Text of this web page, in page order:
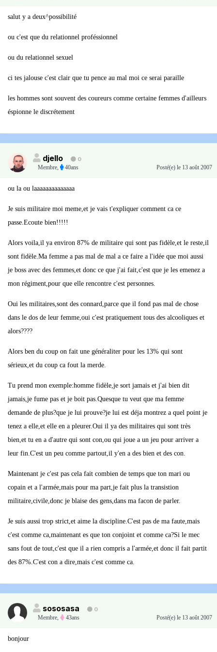
salut y a deux^possibilité
ou c'est que du relationnel proféssionnel
ou du relationnel sexuel
ci tes jalouse c'est clair que tu pence au mal moi ce serai paraille
les hommes sont souvent des coureurs comme certaine femmes d'ailleurs
éspionne le discrétement
djello
0
Membre, 40ans Posté(e) le 13 août 2007
ou la ou laaaaaaaaaaaaaa
Je suis militaire moi meme,et je vais t'expliquer comment ca ce
passe.Ecoute bien!!!!!
Alors voila,il ya environ 87% de militaire qui sont pas fidèle,et le reste,il
sont fidèle.Ma femme a pas mal de mal a ce faire a l'idée que moi aussi
je boss avec des femmes,et donc ce que j'ai fait,c'est que je les emenez a
mon régiment,pour que elle rencontre c'est personnes.
Oui les militaires,sont des connard,parce que il fond pas mal de chose
dans le dos de leur femme,oui c'est pratiquement tous des alcooliques et
alors????
Alors ben du coup on fait une généraliter pour les 13% qui sont
sérieux,et du coup ca fout la merde.
Tu prend mon exemple:homme fidèle,je sort jamais et j'ai bien dit
jamais,je fume pas et je boit pas.Quesque tu veut que ma femme
demande de plus?que je lui prouve?je lui est déja montrez a quel point je
tenez a elle,et elle en a pleurer.Oui il ya des militaires qui sont très
bien,et tu en a d'autre qui sont con,ou qui joue a un jeu pour arriver a
leur fin.C'est un peu comme partout,il y'en a des bien et des con.
Maintenant je c'est pas cela fait combien de temps que ton mari ou
copain et a l'armée,mais pour ma part,je fait plus la transistion
militaire,civile,donc je blaise des gens,dans ma facon de parler.
Je suis aussi trop strict,et aime la discipline.C'est pas de ma faute,mais
c'est comme ca,maintenant es que ton conjoint et comme ca?Si le mec
sans fout de tout,c'est que il a rien compris a l'armée,et donc il fait partit
des 87%.C'est con a dire,mais c'est comme ca.
sososasa
0
Membre, 43ans Posté(e) le 13 août 2007
bonjour